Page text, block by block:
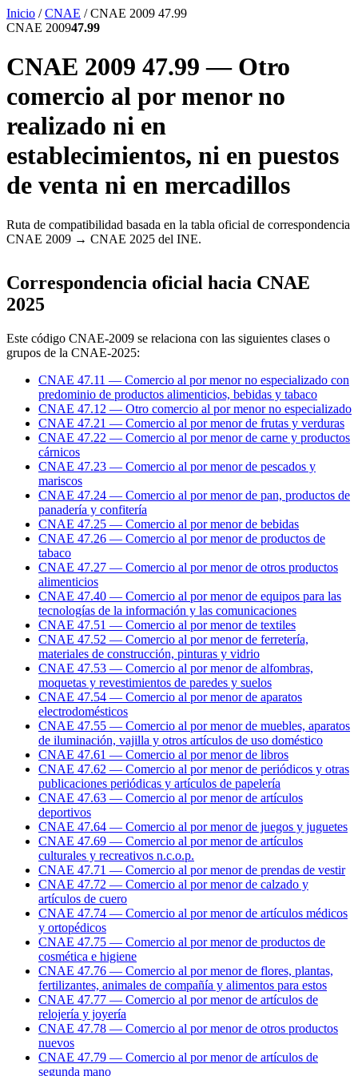
Inicio / CNAE / CNAE 2009 47.99
CNAE 200947.99
CNAE 2009 47.99 — Otro
comercio al por menor no
realizado ni en
establecimientos, ni en puestos
de venta ni en mercadillos
Ruta de compatibilidad basada en la tabla oficial de correspondencia
CNAE 2009 → CNAE 2025 del INE.
Correspondencia oficial hacia CNAE
2025
Este código CNAE-2009 se relaciona con las siguientes clases o
grupos de la CNAE-2025:
CNAE 47.11 — Comercio al por menor no especializado con
predominio de productos alimenticios, bebidas y tabaco
CNAE 47.12 — Otro comercio al por menor no especializado
CNAE 47.21 — Comercio al por menor de frutas y verduras
CNAE 47.22 — Comercio al por menor de carne y productos
cárnicos
CNAE 47.23 — Comercio al por menor de pescados y
mariscos
CNAE 47.24 — Comercio al por menor de pan, productos de
panadería y confitería
CNAE 47.25 — Comercio al por menor de bebidas
CNAE 47.26 — Comercio al por menor de productos de
tabaco
CNAE 47.27 — Comercio al por menor de otros productos
alimenticios
CNAE 47.40 — Comercio al por menor de equipos para las
tecnologías de la información y las comunicaciones
CNAE 47.51 — Comercio al por menor de textiles
CNAE 47.52 — Comercio al por menor de ferretería,
materiales de construcción, pinturas y vidrio
CNAE 47.53 — Comercio al por menor de alfombras,
moquetas y revestimientos de paredes y suelos
CNAE 47.54 — Comercio al por menor de aparatos
electrodomésticos
CNAE 47.55 — Comercio al por menor de muebles, aparatos
de iluminación, vajilla y otros artículos de uso doméstico
CNAE 47.61 — Comercio al por menor de libros
CNAE 47.62 — Comercio al por menor de periódicos y otras
publicaciones periódicas y artículos de papelería
CNAE 47.63 — Comercio al por menor de artículos
deportivos
CNAE 47.64 — Comercio al por menor de juegos y juguetes
CNAE 47.69 — Comercio al por menor de artículos
culturales y recreativos n.c.o.p.
CNAE 47.71 — Comercio al por menor de prendas de vestir
CNAE 47.72 — Comercio al por menor de calzado y
artículos de cuero
CNAE 47.74 — Comercio al por menor de artículos médicos
y ortopédicos
CNAE 47.75 — Comercio al por menor de productos de
cosmética e higiene
CNAE 47.76 — Comercio al por menor de flores, plantas,
fertilizantes, animales de compañía y alimentos para estos
CNAE 47.77 — Comercio al por menor de artículos de
relojería y joyería
CNAE 47.78 — Comercio al por menor de otros productos
nuevos
CNAE 47.79 — Comercio al por menor de artículos de
segunda mano